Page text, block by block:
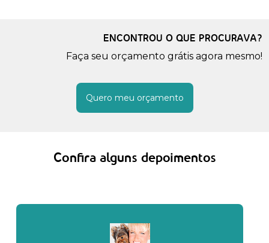
ENCONTROU O QUE PROCURAVA?
Faça seu orçamento grátis agora mesmo!
Quero meu orçamento
Confira alguns depoimentos